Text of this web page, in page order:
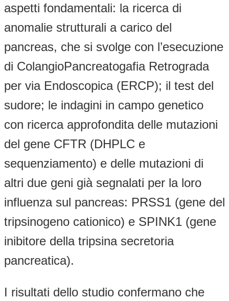
aspetti fondamentali: la ricerca di
anomalie strutturali a carico del
pancreas, che si svolge con l’esecuzione
di ColangioPancreatogafia Retrograda
per via Endoscopica (ERCP); il test del
sudore; le indagini in campo genetico
con ricerca approfondita delle mutazioni
del gene CFTR (DHPLC e
sequenziamento) e delle mutazioni di
altri due geni già segnalati per la loro
influenza sul pancreas: PRSS1 (gene del
tripsinogeno cationico) e SPINK1 (gene
inibitore della tripsina secretoria
pancreatica).
I risultati dello studio confermano che